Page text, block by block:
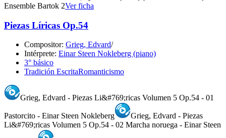
Ensemble Bartok 2Ver ficha
Piezas Líricas Op.54
Compositor: Grieg, Edvard/
Intérprete: Einar Steen Nokleberg (piano)
3° básico
Tradición EscritaRomanticismo
Grieg, Edvard - Piezas Li&#769;ricas Volumen 5 Op.54 - 01
Pastorcito - Einar Steen Nokleberg
Grieg, Edvard - Piezas
Li&#769;ricas Volumen 5 Op.54 - 02 Marcha noruega - Einar Steen